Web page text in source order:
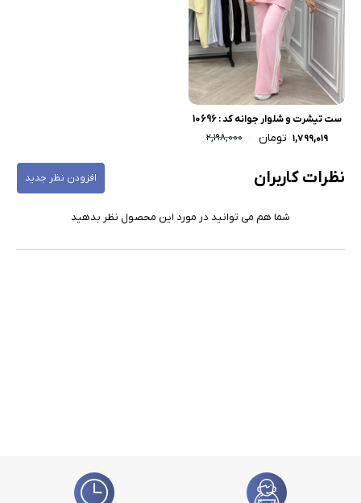
ست تیشرت و شلوار جوانه کد : 10696
۱,۷۹۹,۰۱۹ تومان ۲,۱۹۸,۰۰۰
نظرات کاربران افزودن نظر جدید
شما هم می توانید در مورد این محصول نظر بدهید